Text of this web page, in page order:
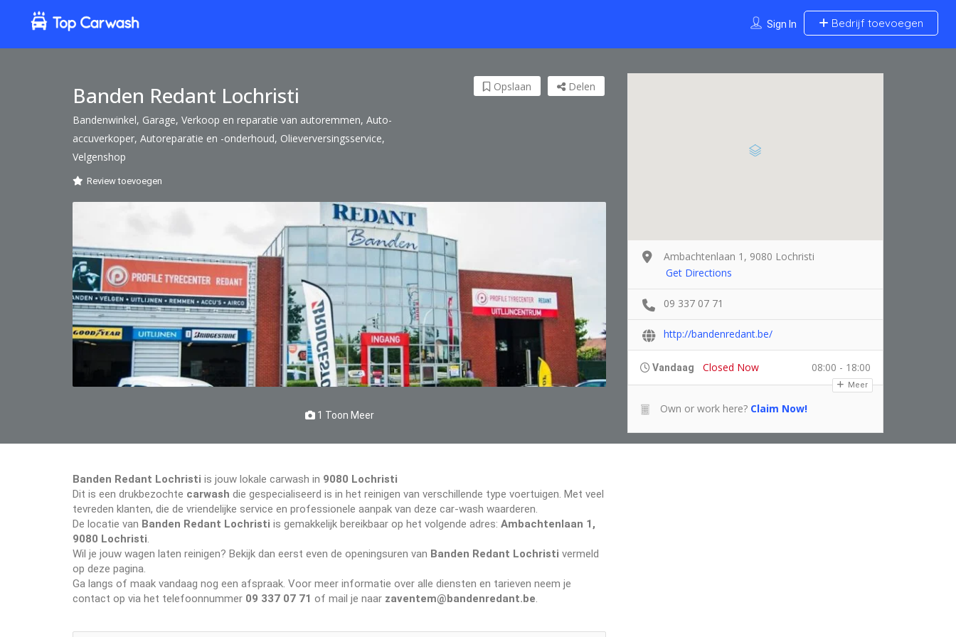
Sign In Bedrijf toevoegen
Banden Redant Lochristi
Bandenwinkel, Garage, Verkoop en reparatie van autoremmen, Auto-
accuverkoper, Autoreparatie en -onderhoud, Olieverversingsservice,
Velgenshop
Review toevoegen
Delen
Opslaan
1 Toon Meer
Banden Redant Lochristi is jouw lokale carwash in 9080 Lochristi
Dit is een drukbezochte carwash die gespecialiseerd is in het reinigen van verschillende type voertuigen. Met veel
tevreden klanten, die de vriendelijke service en professionele aanpak van deze car-wash waarderen.
De locatie van Banden Redant Lochristi is gemakkelijk bereikbaar op het volgende adres: Ambachtenlaan 1,
9080 Lochristi.
Wil je jouw wagen laten reinigen? Bekijk dan eerst even de openingsuren van Banden Redant Lochristi vermeld
op deze pagina.
Ga langs of maak vandaag nog een afspraak. Voor meer informatie over alle diensten en tarieven neem je
contact op via het telefoonnummer 09 337 07 71 of mail je naar zaventem@bandenredant.be.
Ambachtenlaan 1, 9080 Lochristi
Get Directions
09 337 07 71
http://bandenredant.be/
Vandaag Closed Now 08:00 - 18:00
Meer
Own or work here? Claim Now!